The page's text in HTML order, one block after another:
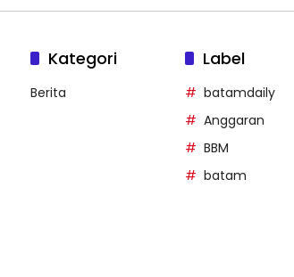
Kategori
Berita
Label
batamdaily
Anggaran
BBM
batam